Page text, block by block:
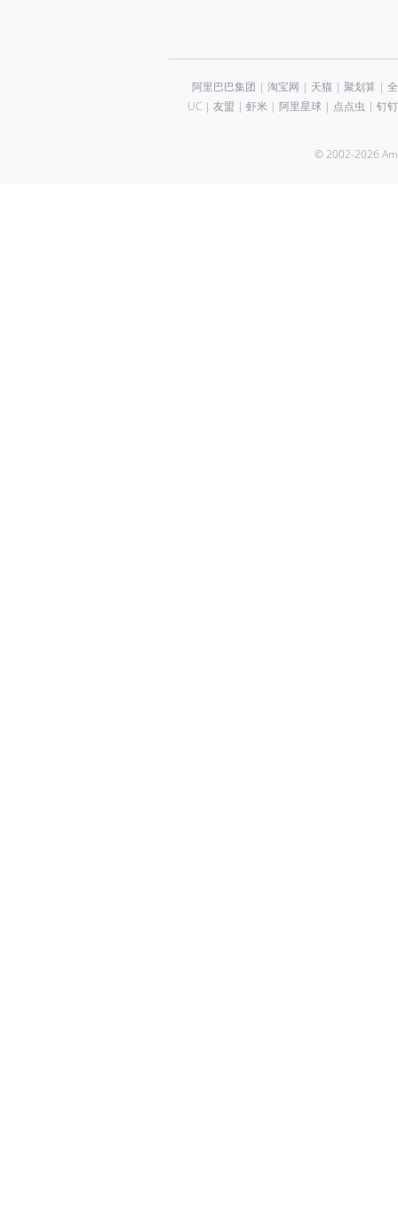
阿里巴巴集团 | 淘宝网 | 天猫| 聚划算 |
UC| 友盟 | 虾米 | 阿里星球| 点点虫 | 钉钉
© 2002-2026